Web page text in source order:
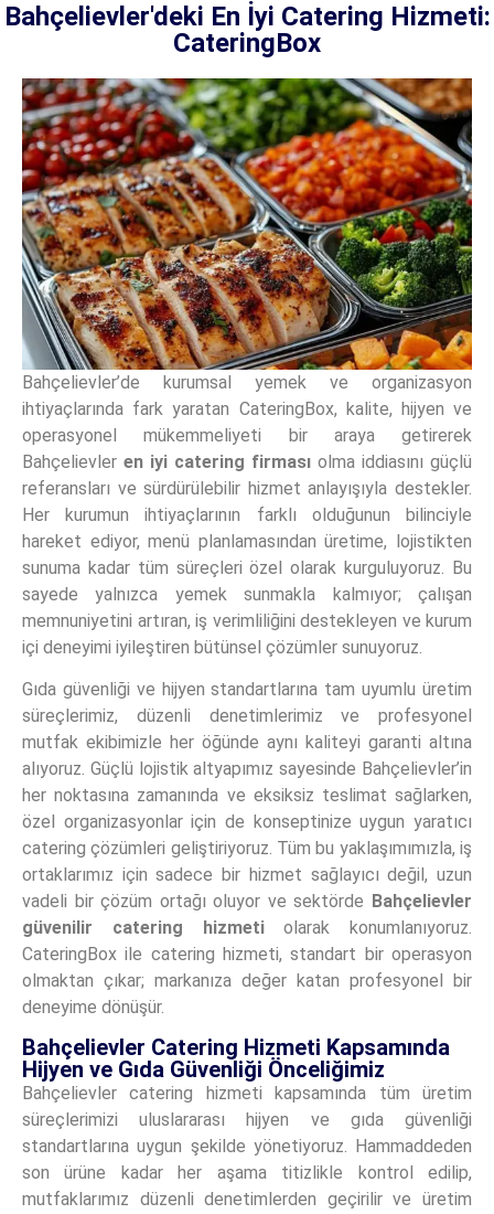
Bahçelievler'deki En İyi Catering Hizmeti:
CateringBox
Bahçelievler’de kurumsal yemek ve organizasyon
ihtiyaçlarında fark yaratan CateringBox, kalite, hijyen ve
operasyonel mükemmeliyeti bir araya getirerek
Bahçelievler en iyi catering firması olma iddiasını güçlü
referansları ve sürdürülebilir hizmet anlayışıyla destekler.
Her kurumun ihtiyaçlarının farklı olduğunun bilinciyle
hareket ediyor, menü planlamasından üretime, lojistikten
sunuma kadar tüm süreçleri özel olarak kurguluyoruz. Bu
sayede yalnızca yemek sunmakla kalmıyor; çalışan
memnuniyetini artıran, iş verimliliğini destekleyen ve kurum
içi deneyimi iyileştiren bütünsel çözümler sunuyoruz.
Gıda güvenliği ve hijyen standartlarına tam uyumlu üretim
süreçlerimiz, düzenli denetimlerimiz ve profesyonel
mutfak ekibimizle her öğünde aynı kaliteyi garanti altına
alıyoruz. Güçlü lojistik altyapımız sayesinde Bahçelievler’in
her noktasına zamanında ve eksiksiz teslimat sağlarken,
özel organizasyonlar için de konseptinize uygun yaratıcı
catering çözümleri geliştiriyoruz. Tüm bu yaklaşımımızla, iş
ortaklarımız için sadece bir hizmet sağlayıcı değil, uzun
vadeli bir çözüm ortağı oluyor ve sektörde Bahçelievler
güvenilir catering hizmetiolarak konumlanıyoruz.
CateringBox ile catering hizmeti, standart bir operasyon
olmaktan çıkar; markanıza değer katan profesyonel bir
deneyime dönüşür.
Bahçelievler Catering Hizmeti Kapsamında
Hijyen ve Gıda Güvenliği Önceliğimiz
Bahçelievler catering hizmeti kapsamında tüm üretim
süreçlerimizi uluslararası hijyen ve gıda güvenliği
standartlarına uygun şekilde yönetiyoruz. Hammaddeden
son ürüne kadar her aşama titizlikle kontrol edilip,
mutfaklarımız düzenli denetimlerden geçirilir ve üretim